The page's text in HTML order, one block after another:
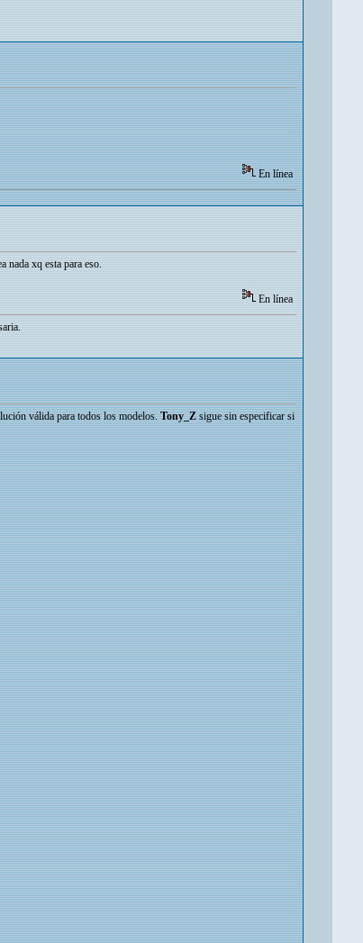
En línea
nada xq esta para eso.
En línea
válida para todos los modelos.Tony_Zsigue sin especificar si